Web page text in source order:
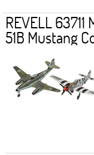
REVELL
51B Mustang